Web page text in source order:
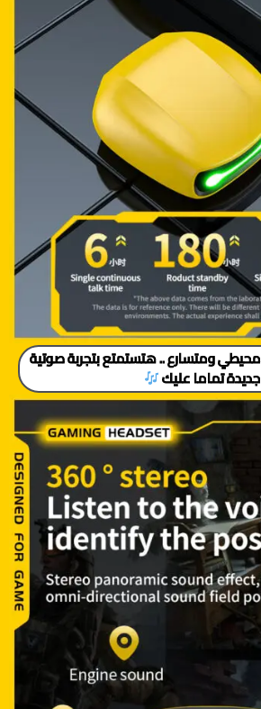
ومتسارع .. هتستمتع بتجربة صوتية
جديدة تماما عليك